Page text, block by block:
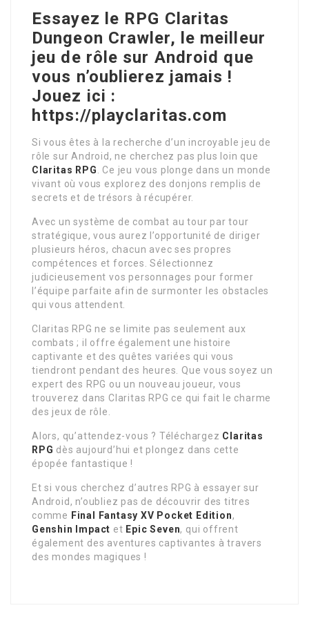
Essayez le RPG Claritas
Dungeon Crawler, le meilleur
jeu de rôle sur Android que
vous n’oublierez jamais !
Jouez ici :
https://playclaritas.com
Si vous êtes à la recherche d’un incroyable jeu de
rôle sur Android, ne cherchez pas plus loin que
Claritas RPG
. Ce jeu vous plonge dans un monde
vivant où vous explorez des donjons remplis de
secrets et de trésors à récupérer.
Avec un système de combat au tour par tour
stratégique, vous aurez l’opportunité de diriger
plusieurs héros, chacun avec ses propres
compétences et forces. Sélectionnez
judicieusement vos personnages pour former
l’équipe parfaite afin de surmonter les obstacles
qui vous attendent.
Claritas RPG ne se limite pas seulement aux
combats ; il offre également une histoire
captivante et des quêtes variées qui vous
tiendront pendant des heures. Que vous soyez un
expert des RPG ou un nouveau joueur, vous
trouverez dans Claritas RPG ce qui fait le charme
des jeux de rôle.
Alors, qu’attendez-vous ? Téléchargez Claritas
RPG dès aujourd’hui et plongez dans cette
épopée fantastique !
Et si vous cherchez d’autres RPG à essayer sur
Android, n’oubliez pas de découvrir des titres
comme Final Fantasy XV Pocket Edition,
Genshin Impact et Epic Seven, qui offrent
également des aventures captivantes à travers
des mondes magiques !